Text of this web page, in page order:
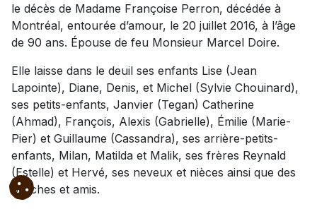
le décès de Madame Françoise Perron, décédée à
Montréal, entourée d’amour, le 20 juillet 2016, à l’âge
de 90 ans. Épouse de feu Monsieur Marcel Doire.
Elle laisse dans le deuil ses enfants Lise (Jean
Lapointe), Diane, Denis, et Michel (Sylvie Chouinard),
ses petits-enfants, Janvier (Tegan) Catherine
(Ahmad), François, Alexis (Gabrielle), Émilie (Marie-
Pier) et Guillaume (Cassandra), ses arrière-petits-
enfants, Milan, Matilda et Malik, ses frères Reynald
(Estelle) et Hervé, ses neveux et nièces ainsi que des
proches et amis.